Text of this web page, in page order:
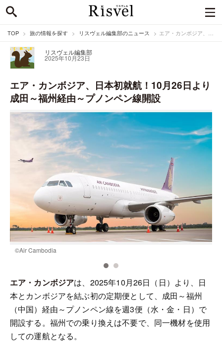
TOP 旅の情報を探す リスヴェル編集部のニュース エア・カンボジア、日本初就航！10月26日より成田～福州経由～プノンペン線開設
リスヴェル編集部
2025年10月23日
エア・カンボジア、日本初就航！10月26日より
成田～福州経由～プノンペン線開設
©️Air Cambodia
エア・カンボジアは、2025年10月26日（日）より、日
本とカンボジアを結ぶ初の定期便として、成田～福州
（中国）経由～プノンペン線を週3便（水・金・日）で
開設する。福州での乗り換えは不要で、同一機材を使用
しての運航となる。